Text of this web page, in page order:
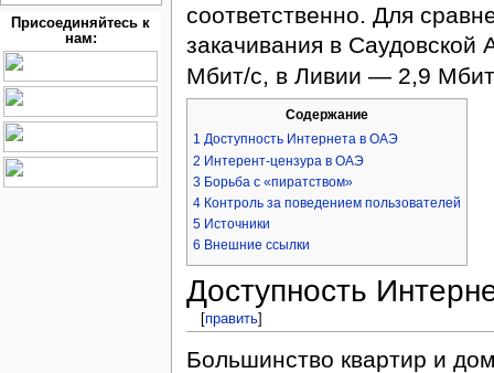
соответственно. Для
закачивания в Саудовской
Мбит/с, в Ливии — 2,9
Содержание
1 Доступность Интернета в ОАЭ
2 Интерент-цензура в ОАЭ
3 Борьба с «пиратством»
4 Контроль за поведением пользователей
5 Источники
6 Внешние ссылки
Доступность
[править]
Большинство квартир и
Присоединяйтесь к
нам: